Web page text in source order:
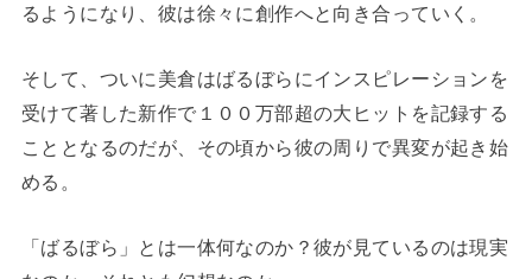
るようになり、彼は徐々に創作へと向き合っていく。
そして、ついに美倉はばるぼらにインスピレーションを
受けて著した新作で１００万部超の大ヒットを記録する
こととなるのだが、その頃から彼の周りで異変が起き始
める。
「ばるぼら」とは一体何なのか？彼が見ているのは現実